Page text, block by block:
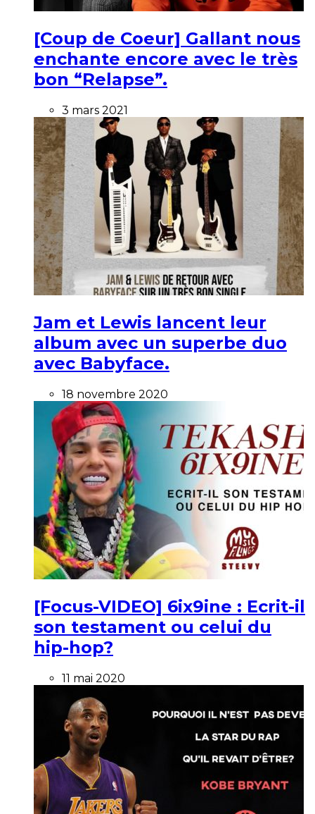
[Coup de Coeur] Gallant nous
enchante encore avec le très
bon “Relapse”.
3 mars 2021
Jam et Lewis lancent leur
album avec un superbe duo
avec Babyface.
18 novembre 2020
[Focus-VIDEO] 6ix9ine : Ecrit-il
son testament ou celui du
hip-hop?
11 mai 2020